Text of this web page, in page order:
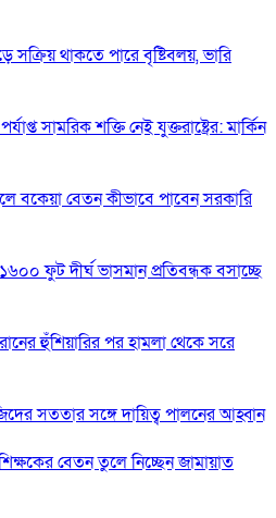
সক্রিয় থাকতে পারে বৃষ্টিবলয়, ভারি
সামরিক শক্তি নেই যুক্তরাষ্ট্রের: মার্কিন
বকেয়া বেতন কীভাবে পাবেন সরকারি
ফুট দীর্ঘ ভাসমান প্রতিবন্ধক বসাচ্ছে
হুঁশিয়ারির পর হামলা থেকে সরে
সততার সঙ্গে দায়িত্ব পালনের আহ্বান
বেতন তুলে নিচ্ছেন জামায়াত